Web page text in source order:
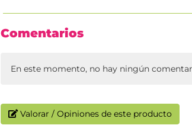
Comentarios
En este momento, no hay ningún
Valorar / Opiniones de este producto